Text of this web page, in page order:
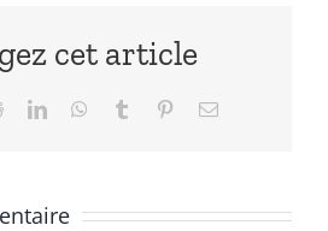
cet article
RedditLinkedInWhatsApp
Tumblr PinterestEmail